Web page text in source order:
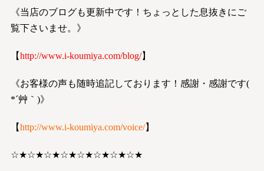
《当店のブログも更新中です！ちょっとした息抜きにご
覧下さいませ。》
【http://www.i-koumiya.com/blog/】
《お客様の声も随時追記しております！感謝・感謝です(
*´艸｀)》
【http://www.i-koumiya.com/voice/】
☆★☆★☆★☆★☆★☆★☆★☆★